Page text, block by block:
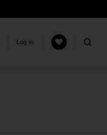
Log in